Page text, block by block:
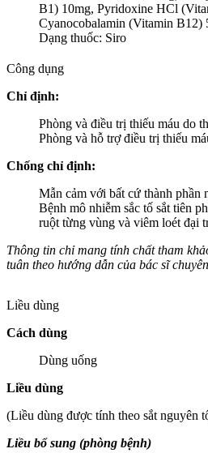
B1) 10mg, Pyridoxine HCl
Cyanocobalamin (Vitamin B12)
Dạng thuốc: Siro
Công dụng
Chỉ định:
Phòng và điều trị thiếu máu do
Phòng và hỗ trợ điều trị thiếu
Chống chỉ định:
Mẫn cảm với bất cứ thành phần
Bệnh mô nhiễm sắc tố sắt tiên
ruột từng vùng và viêm loét đại
Thông tin chỉ mang tính chất tham
tuân theo hướng dẫn của bác sĩ
Liều dùng
Cách dùng
Dùng uống
Liều dùng
(Liều dùng được tính theo sắt nguyên
Liều bổ sung (phòng bệnh)